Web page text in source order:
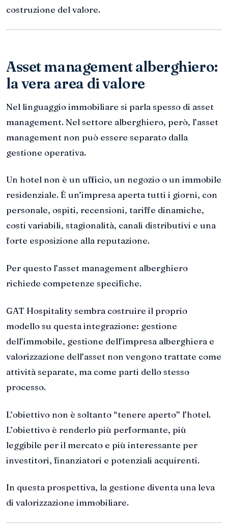
costruzione del valore.
Asset management alberghiero:
la vera area di valore
Nel linguaggio immobiliare si parla spesso di asset
management. Nel settore alberghiero, però, l’asset
management non può essere separato dalla
gestione operativa.
Un hotel non è un ufficio, un negozio o un immobile
residenziale. È un’impresa aperta tutti i giorni, con
personale, ospiti, recensioni, tariffe dinamiche,
costi variabili, stagionalità, canali distributivi e una
forte esposizione alla reputazione.
Per questo l’asset management alberghiero
richiede competenze specifiche.
GAT Hospitality sembra costruire il proprio
modello su questa integrazione: gestione
dell’immobile, gestione dell’impresa alberghiera e
valorizzazione dell’asset non vengono trattate come
attività separate, ma come parti dello stesso
processo.
L’obiettivo non è soltanto “tenere aperto” l’hotel.
L’obiettivo è renderlo più performante, più
leggibile per il mercato e più interessante per
investitori, finanziatori e potenziali acquirenti.
In questa prospettiva, la gestione diventa una leva
di valorizzazione immobiliare.